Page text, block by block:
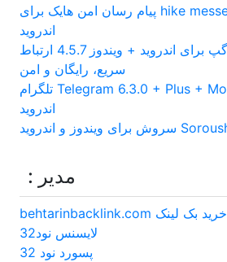
برنامه hike messenger پیام‌ رسان‌ امن هایک برای
اندروید
پیام رسان گپ برای اندروید + ویندوز 4.5.7 ارتباط
سریع، رایگان و امن
برنامه Telegram 6.3.0 + Plus + Mobogram تلگرام
اندروید
مدیر :
خرید بک لینک behtarinbacklink.com
لایسنس نود32
پسورد نود 32